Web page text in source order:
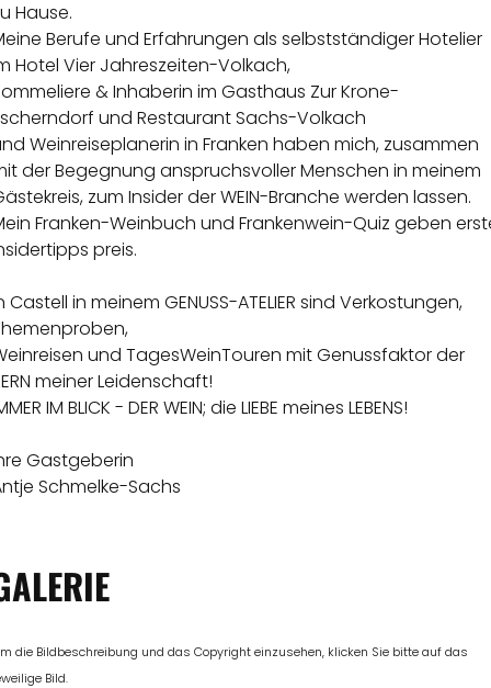
Hause.
Berufe und Erfahrungen als selbstständiger Hotelier
Hotel Vier Jahreszeiten-Volkach,
& Inhaberin im Gasthaus Zur Krone-
und Restaurant Sachs-Volkach
Weinreiseplanerin in Franken haben mich, zusammen
der Begegnung anspruchsvoller Menschen in meinem
zum Insider der WEIN-Branche werden lassen.
Franken-Weinbuch und Frankenwein-Quiz geben
preis.
Castell in meinem GENUSS-ATELIER sind Verkostungen,
und TagesWeinTouren mit Genussfaktor der
meiner Leidenschaft!
IM BLICK - DER WEIN; die LIEBE meines LEBENS!
Gastgeberin
Schmelke-Sachs
die Bildbeschreibung und das Copyright einzusehen, klicken Sie bitte auf das
Bild.